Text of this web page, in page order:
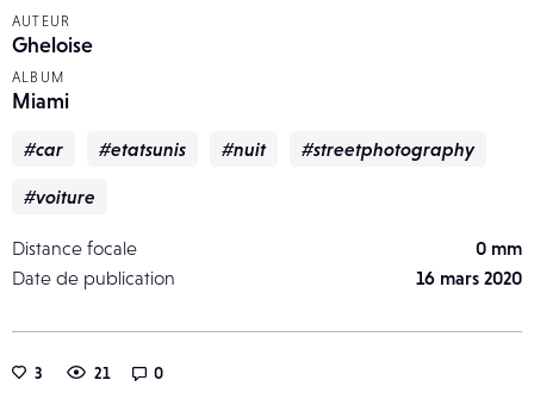
AUTEUR
Gheloise
ALBUM
Miami
#car #etatsunis #nuit #streetphotography
#voiture
Distance focale
0 mm
Date de publication
16 mars 2020
3 21 0